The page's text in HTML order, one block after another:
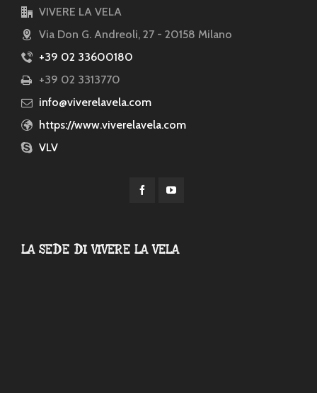
VIVERE LA VELA
Via Don G. Andreoli, 27 - 20158 Milano
+39 02 33600180
+39 02 3313770
info@viverelavela.com
https://www.viverelavela.com
VLV
LA SEDE DI VIVERE LA VELA